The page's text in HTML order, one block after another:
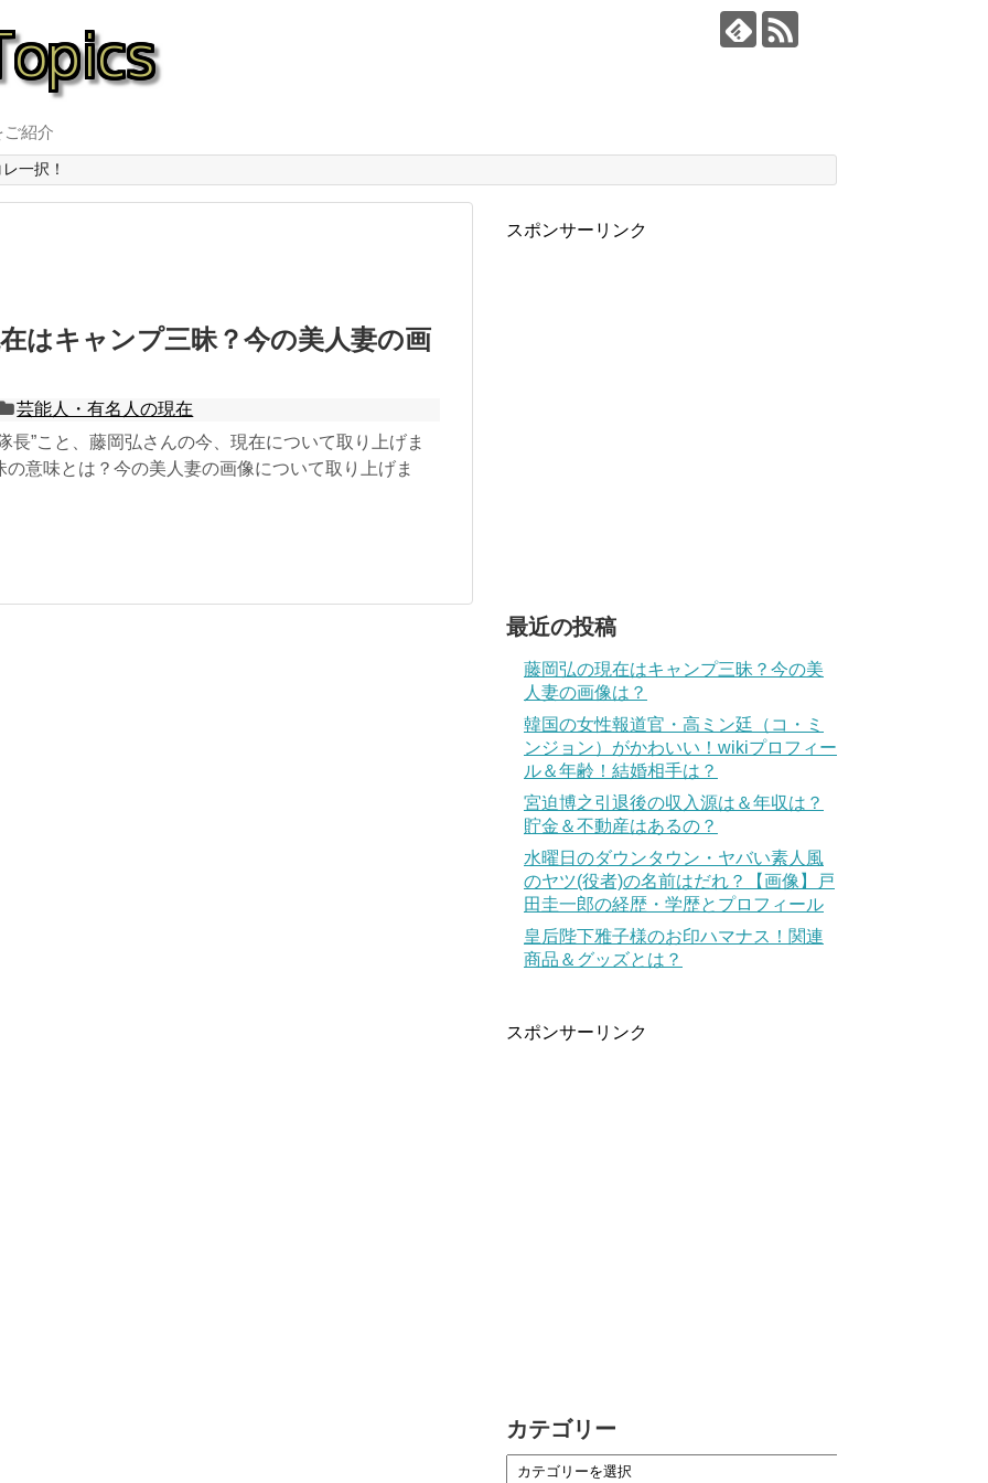
紹介
一択！
はキャンプ三昧？今の美人妻の画
芸能人・有名人の現在
長”こと、藤岡弘さんの今、現在について取り上げま
の意味とは？今の美人妻の画像について取り上げま
スポンサーリンク
最近の投稿
藤岡弘の現在はキャンプ三昧？今の美
人妻の画像は？
韓国の女性報道官・高ミン廷（コ・ミ
ンジョン）がかわいい！wikiプロフィー
ル＆年齢！結婚相手は？
宮迫博之引退後の収入源は＆年収は？
貯金＆不動産はあるの？
水曜日のダウンタウン・ヤバい素人風
のヤツ(役者)の名前はだれ？【画像】戸
田圭一郎の経歴・学歴とプロフィール
皇后陛下雅子様のお印ハマナス！関連
商品＆グッズとは？
スポンサーリンク
カテゴリー